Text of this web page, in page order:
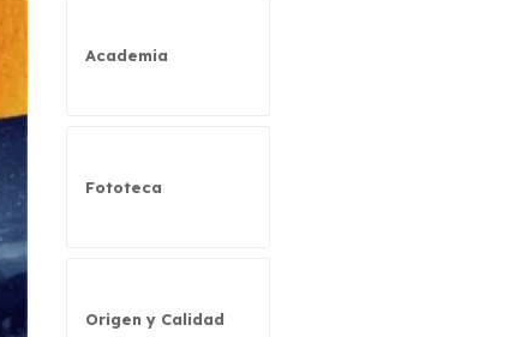
Academia
Fototeca
Origen y Calidad